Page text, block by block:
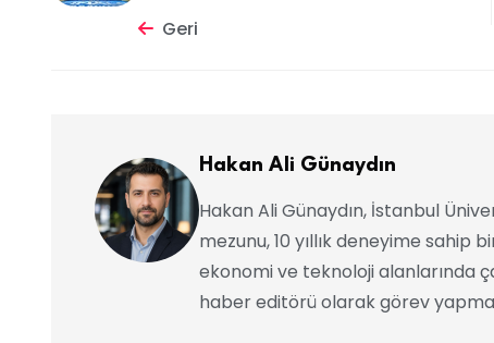
Geri
Hakan Ali Günaydın
Hakan Ali Günaydın, İstanbul
mezunu, 10 yıllık deneyime
ekonomi ve teknoloji alanlarında
haber editörü olarak görev